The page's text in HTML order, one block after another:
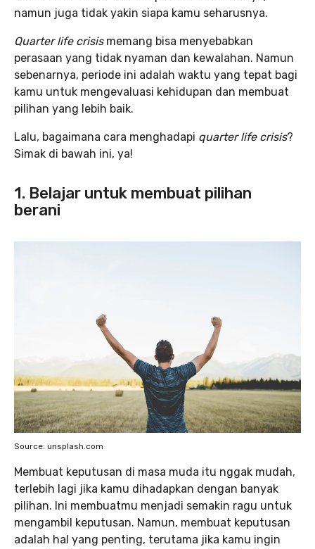
namun juga tidak yakin siapa kamu seharusnya.
Quarter life crisismemang bisa menyebabkan
perasaan yang tidak nyaman dan kewalahan. Namun
sebenarnya, periode ini adalah waktu yang tepat bagi
kamu untuk mengevaluasi kehidupan dan membuat
pilihan yang lebih baik.
Lalu, bagaimana cara menghadapi quarter life crisis?
Simak di bawah ini, ya!
1. Belajar untuk membuat pilihan
berani
Source: unsplash.com
Membuat keputusan di masa muda itu nggak mudah,
terlebih lagi jika kamu dihadapkan dengan banyak
pilihan. Ini membuatmu menjadi semakin ragu untuk
mengambil keputusan. Namun, membuat keputusan
adalah hal yang penting, terutama jika kamu ingin